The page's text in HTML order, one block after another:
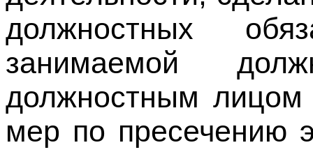
должностным лицом
мер по пресечению
за собой
Федерации